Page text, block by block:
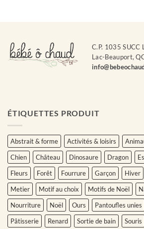
C.P. 1035 SUCC
Lac-Beauport,
ÉTIQUETTES PRODUIT
Abstrait & forme Activités & loisirs
Chien
Château Dinosaure Dragon
Fleurs
Forêt Fourrure Garçon Hiver
Metier
Motif au choix Motifs de Noël
Nourriture
Noël Ours Pantoufles unies
Pâtisserie
Renard Sortie de bain Souris